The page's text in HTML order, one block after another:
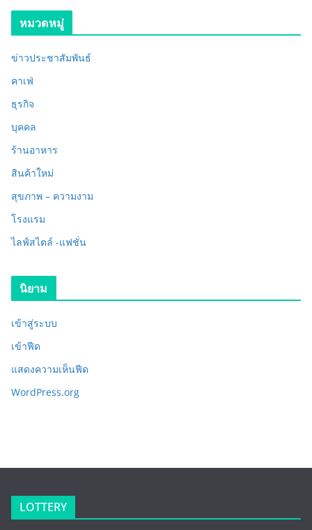
หมวดหมู่
ข่าวประชาสัมพันธ์
คาเฟ่
ธุรกิจ
บุคคล
ร้านอาหาร
สินค้าใหม่
สุขภาพ – ความงาม
โรงแรม
ไลฟ์สไตล์ -แฟชั่น
นิยาม
เข้าสู่ระบบ
เข้าฟีด
แสดงความเห็นฟีด
WordPress.org
LOTTERY